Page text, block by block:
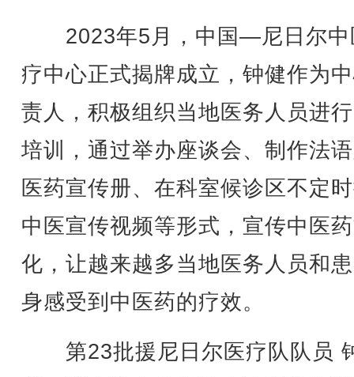
2023年5月，中国—尼日尔中
疗中心正式揭牌成立，钟健作为
责人，积极组织当地医务人员进
培训，通过举办座谈会、制作法
医药宣传册、在科室候诊区不定
中医宣传视频等形式，宣传中医
化，让越来越多当地医务人员和
身感受到中医药的疗效。
第23批援尼日尔医疗队队员